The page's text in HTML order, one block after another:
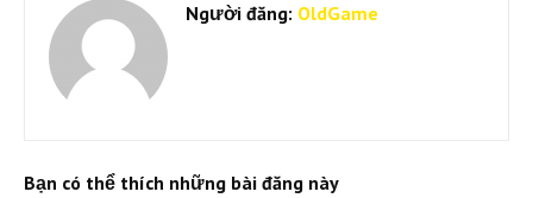
Người đăng: OldGame
Bạn có thể thích những bài đăng này